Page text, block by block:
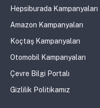
Hepsiburada Kampanyaları
Amazon Kampanyaları
Koçtaş Kampanyaları
Otomobil Kampanyaları
Çevre Bilgi Portalı
Gizlilik Politikamız